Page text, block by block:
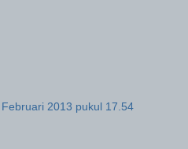
Februari 2013 pukul 17.54